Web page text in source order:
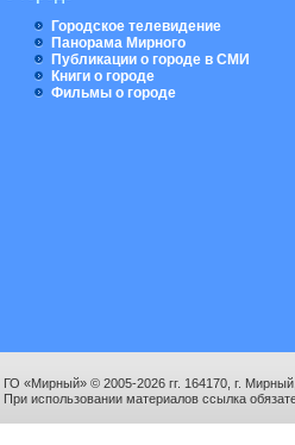
Городское телевидение
Панорама Мирного
Публикации о городе в СМИ
Книги о городе
Фильмы о городе
ГО «Мирный» © 2005-2026 гг. 164170, г.
При использовании материалов ссылка